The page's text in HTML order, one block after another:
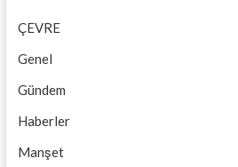
ÇEVRE
Genel
Gündem
Haberler
Manşet